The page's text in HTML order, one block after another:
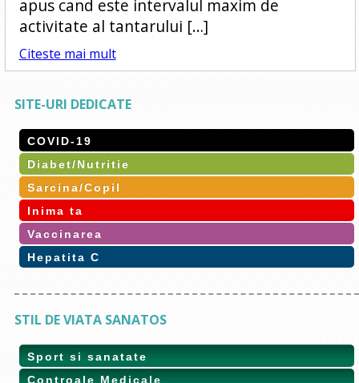
apus cand este intervalul maxim de
activitate al tantarului […]
Citeste mai mult
SITE-URI DEDICATE
COVID-19
Diabet/Nutritie
Sarcina/Copil
Inima ta
Vaccinarea
Hepatita C
STIL DE VIATA SANATOS
Sport si sanatate
Controale Medicale